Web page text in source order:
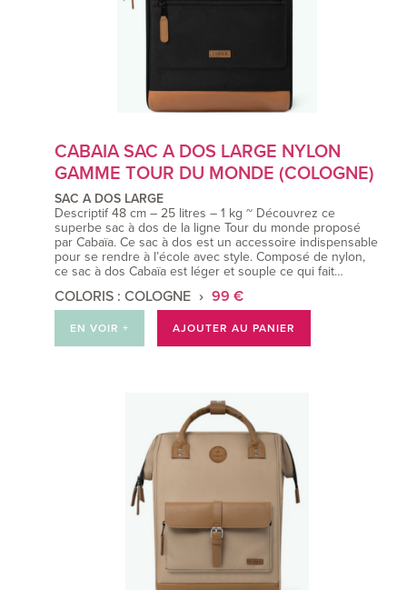
CABAIA SAC A DOS LARGE NYLON
GAMME TOUR DU MONDE (COLOGNE)
SAC A DOS LARGE
Descriptif 48 cm – 25 litres – 1 kg ~ Découvrez ce
superbe sac à dos de la ligne Tour du monde proposé
par Cabaïa. Ce sac à dos est un accessoire indispensable
pour se rendre à l’école avec style. Composé de nylon,
ce sac à dos Cabaïa est léger et souple ce qui fait…
COLORIS : COLOGNE 99 €
EN VOIR + AJOUTER AU PANIER